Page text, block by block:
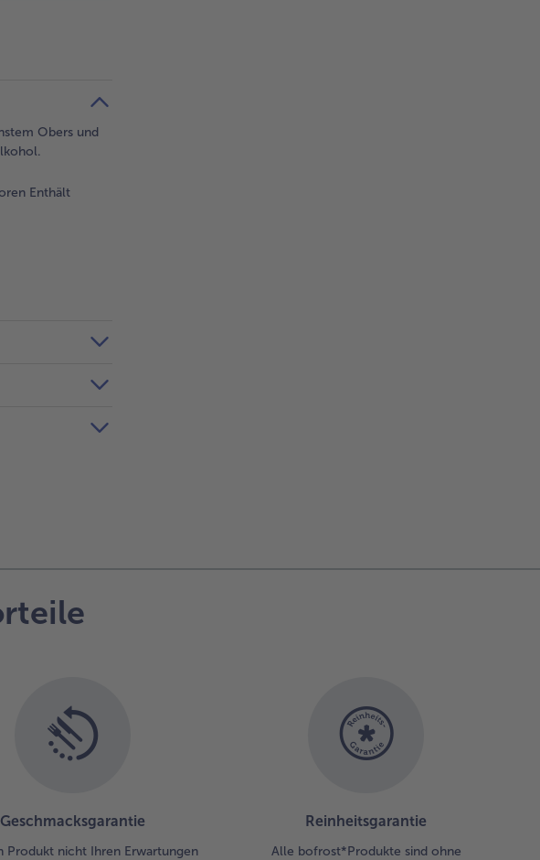
Obers und
Enthält
Geschmacksgarantie
Produkt nicht Ihren Erwartungen
Reinheitsgarantie
Alle bofrost*Produkte sind ohne